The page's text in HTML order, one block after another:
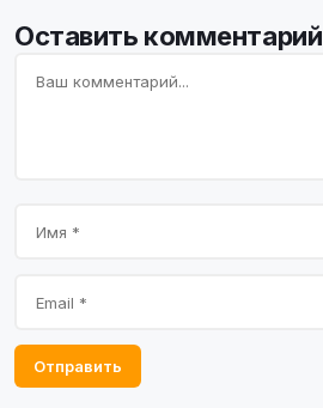
Оставить комментарий
Отправить